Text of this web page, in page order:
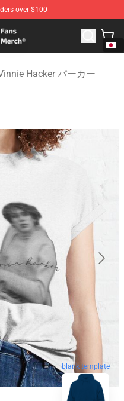
over $100
Vinnie Hacker Merchandise
Hacker パーカー
blank template